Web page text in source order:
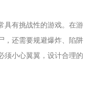
具有挑战性的游戏。在游
，还需要规避爆炸、陷阱
须小心翼翼，设计合理的